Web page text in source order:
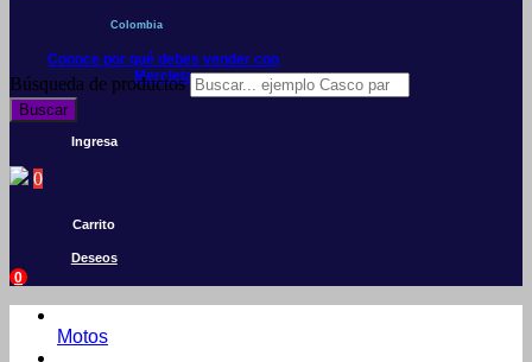
Colombia
Conoce por qué debes vender con
Mercleta
Búsqueda de productos
Buscar
Ingresa
0
Carrito
Deseos
0
Motos